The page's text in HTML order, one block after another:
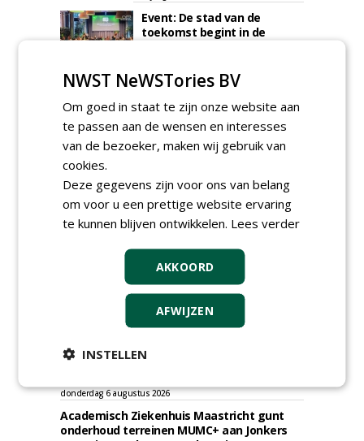
Event: De stad van de
toekomst begint in de
onderhoud ''Stedelijk bos'' binnen de
bebouwingscontour houtkap aan
donderdag 6 augustus 2026
Academisch Ziekenhuis Maastricht gunt
onderhoud terreinen MUMC+ aan Jonkers
NWST NeWSTories BV
Om goed in staat te zijn onze website aan
te passen aan de wensen en interesses
van de bezoeker, maken wij gebruik van
cookies.
Deze gegevens zijn voor ons van belang
om voor u een prettige website ervaring
te kunnen blijven ontwikkelen. Lees verder
AKKOORD
AFWIJZEN
INSTELLEN